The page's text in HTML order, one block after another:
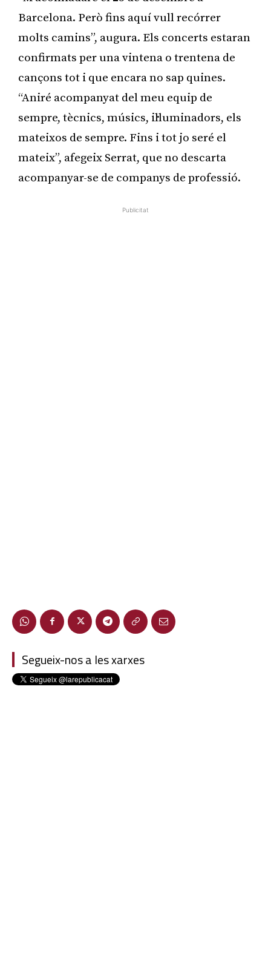
Barcelona. Però fins aquí vull recórrer
molts camins”, augura. Els concerts estaran
confirmats per una vintena o trentena de
cançons tot i que encara no sap quines.
“Aniré acompanyat del meu equip de
sempre, tècnics, músics, il·luminadors, els
mateixos de sempre. Fins i tot jo seré el
mateix”, afegeix Serrat, que no descarta
acompanyar-se de companys de professió.
Publicitat
Segueix-nos a les xarxes